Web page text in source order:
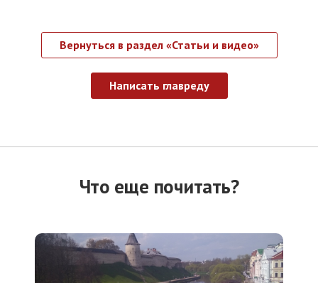
Вернуться в раздел «Статьи и видео»
Написать главреду
Что еще почитать?